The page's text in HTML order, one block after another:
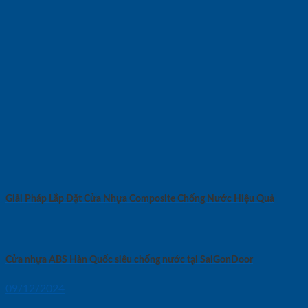
Giải Pháp Lắp Đặt Cửa Nhựa Composite Chống Nước Hiệu Quả
Cửa nhựa ABS Hàn Quốc siêu chống nước tại SaiGonDoor
09/12/2024